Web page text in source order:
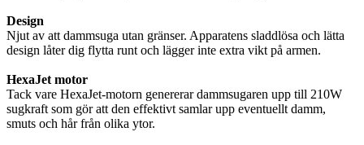
Design
Njut av att dammsuga utan gränser. Apparatens sladdlösa och lätta
design låter dig flytta runt och lägger inte extra vikt på armen.
HexaJet motor
Tack vare HexaJet-motorn genererar dammsugaren upp till 210W
sugkraft som gör att den effektivt samlar upp eventuellt damm,
smuts och hår från olika ytor.